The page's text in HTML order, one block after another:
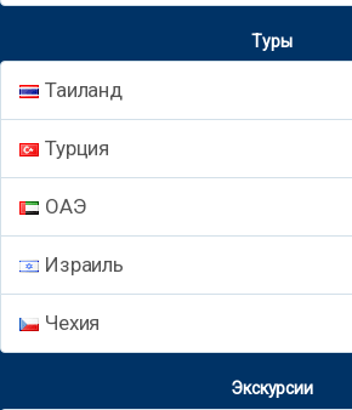
Туры
Таиланд
Турция
ОАЭ
Израиль
Чехия
Экскурсии